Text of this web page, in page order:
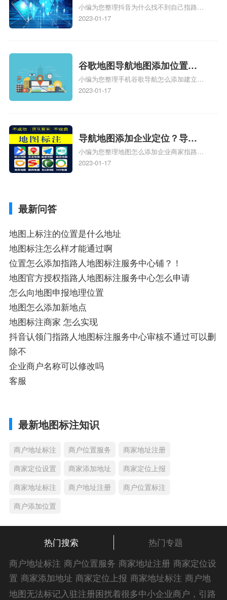
到了？抖音为什么找不到当前
定位了？
小编为您整理抖音为什么找不到自己指路人
地图标注服务中心铺的位置、地图位置更新
服务中心位置、抖音突然不显示定位了相关
地图标注知识，详情可查看下方正文！
2023-01-17
谷歌地图导航地图添加位置？
添加谷歌地图导航位置？
小编为您整理手机谷歌导航怎么添加建立多
人位置、如何在地图，谷歌地图添加公司位
2023-01-17
导航地图添加企业定位？导航
定位企业？
小编为您整理地图怎么添加企业商家指路人
地图标注服务中心铺名称、地图怎么添加企
2023-01-17
最新问答
地图上标注的位置是什么地址
地图标注怎么样才能通过啊
位置怎么添加指路人地图标注服务中心铺？！
地图官方授权指路人地图标注服务中心怎么申请
怎么向地图申报地理位置
地图怎么添加新地点
地图标注商家 怎么实现
抖音认领门指路人地图标注服务中心审核不通过可以删
除不
企业商户名称可以修改吗
客服
最新地图标注知识
商户地址标注 商户位置服务
商家地址注册
商家定位设置
商家添加地址
商家定位上报
商家地址标注
商户地址注册
商户位置标注
商户添加位置
热门搜索
热门专题
商户地址标注 商户位置服务 商家地址注册 商家定位设
置 商家添加地址 商家定位上报 商家地址标注 商户地
址注册 商户位置标注 商户添加位置 商家位置服务 商
地图无法标记入驻注册困扰着很多中小企业商户，引路